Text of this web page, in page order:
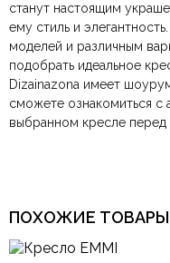
станут настоящим
ему стиль и
моделей и различным
подобрать идеальное
Dizainazona имеет
сможете ознакомиться с
выбранном кресле перед
Размеры ШxГxВ
Конструкция
Онлайн оплата
сайт.
Ваша общая оценка
Заголовок вашего отзыва
Этот отзыв основан на
ПОХОЖИЕ ТОВАРЫ